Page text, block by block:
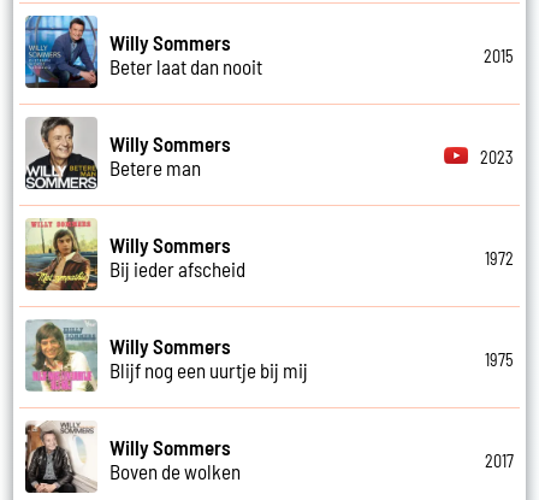
Willy Sommers
Beter laat dan nooit
2015
Willy Sommers
Betere man
2023
Willy Sommers
Bij ieder afscheid
1972
Willy Sommers
Blijf nog een uurtje bij mij
1975
Willy Sommers
Boven de wolken
2017